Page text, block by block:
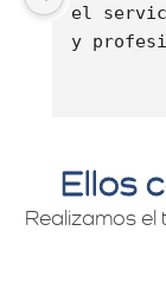
el
y
Ellos
Realizamos